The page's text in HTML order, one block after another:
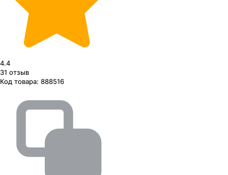
4.4
31 отзыв
Код товара: 888516